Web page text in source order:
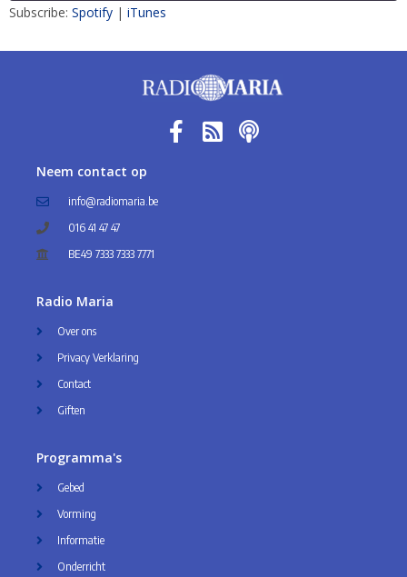
Subscribe: Spotify | iTunes
Neem contact op
info@radiomaria.be
016 41 47 47
BE49 7333 7333 7771
Radio Maria
Over ons
Privacy Verklaring
Contact
Giften
Programma's
Gebed
Vorming
Informatie
Onderricht